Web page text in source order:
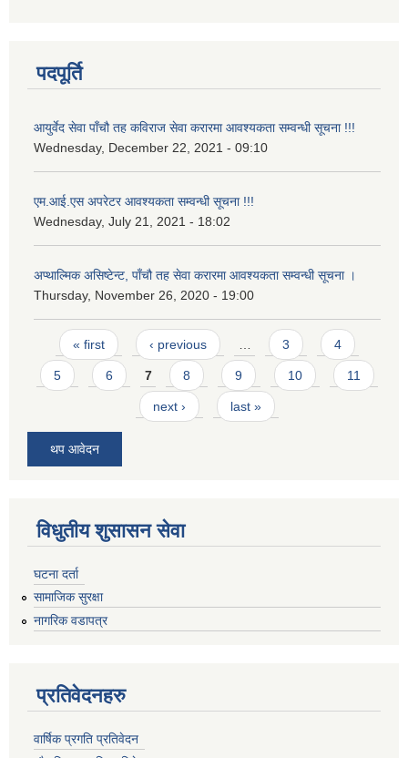
पदपूर्ति
आयुर्वेद सेवा पाँचौ तह कविराज सेवा करारमा आवश्यकता सम्वन्धी सूचना !!!
Wednesday, December 22, 2021 - 09:10
एम.आई.एस अपरेटर आवश्यकता सम्वन्धी सूचना !!!
Wednesday, July 21, 2021 - 18:02
अप्थाल्मिक असिष्टेन्ट, पाँचौ तह सेवा करारमा आवश्यकता सम्वन्धी सूचना ।
Thursday, November 26, 2020 - 19:00
Pages
« first ‹ previous … 3 4
5 6 7 8 9 10 11
next › last »
थप आवेदन
विधुतीय शुसासन सेवा
घटना दर्ता
सामाजिक सुरक्षा
नागरिक वडापत्र
प्रतिवेदनहरु
वार्षिक प्रगति प्रतिवेदन